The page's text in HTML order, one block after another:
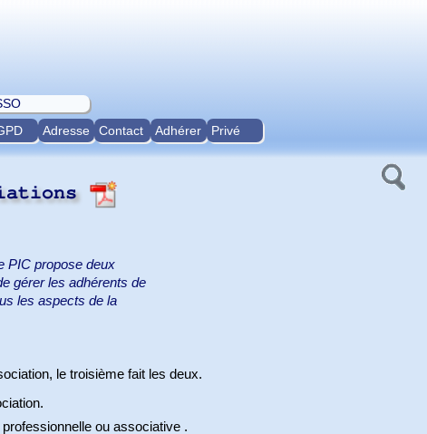
Adresse Contact Adhérer Privé
PIC propose deux
gérer les adhérents de
les aspects de la
le troisième fait les deux.
ou associative .